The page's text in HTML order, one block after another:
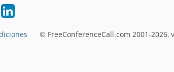
LinkedIn
© FreeConferenceCall.com 2001-2026,